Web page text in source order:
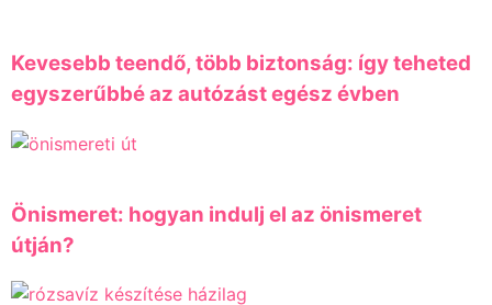
Kevesebb teendő, több biztonság: így teheted
egyszerűbbé az autózást egész évben
Önismeret: hogyan indulj el az önismeret
útján?